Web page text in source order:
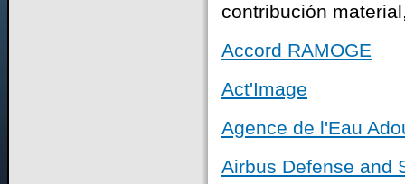
contribución
Accord RAMOGE
Act'Image
Agence de l'Eau
Airbus Defense and